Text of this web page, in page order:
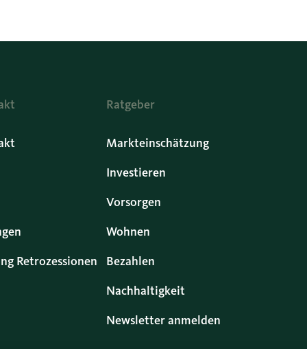
Retrozessionen
Ratgeber
Markteinschätzung
Investieren
Vorsorgen
Wohnen
Bezahlen
Nachhaltigkeit
Newsletter anmelden